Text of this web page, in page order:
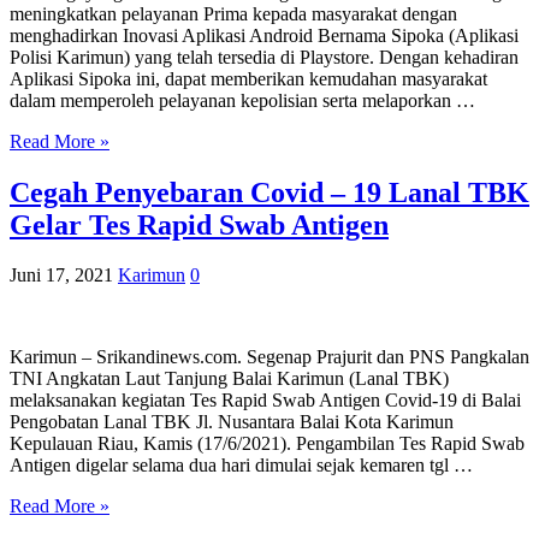
meningkatkan pelayanan Prima kepada masyarakat dengan
menghadirkan Inovasi Aplikasi Android Bernama Sipoka (Aplikasi
Polisi Karimun) yang telah tersedia di Playstore. Dengan kehadiran
Aplikasi Sipoka ini, dapat memberikan kemudahan masyarakat
dalam memperoleh pelayanan kepolisian serta melaporkan …
Read More »
Cegah Penyebaran Covid – 19 Lanal TBK
Gelar Tes Rapid Swab Antigen
Juni 17, 2021 Karimun 0
Karimun – Srikandinews.com. Segenap Prajurit dan PNS Pangkalan
TNI Angkatan Laut Tanjung Balai Karimun (Lanal TBK)
melaksanakan kegiatan Tes Rapid Swab Antigen Covid-19 di Balai
Pengobatan Lanal TBK Jl. Nusantara Balai Kota Karimun
Kepulauan Riau, Kamis (17/6/2021). Pengambilan Tes Rapid Swab
Antigen digelar selama dua hari dimulai sejak kemaren tgl …
Read More »